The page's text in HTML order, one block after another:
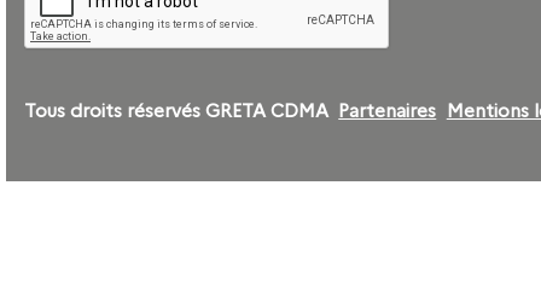
Tous droits réservés GRETA CDMA Partenaires Mentions